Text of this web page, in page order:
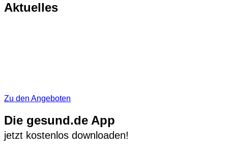
Aktuelles
Zu den Angeboten
Die gesund.de App
jetzt kostenlos downloaden!